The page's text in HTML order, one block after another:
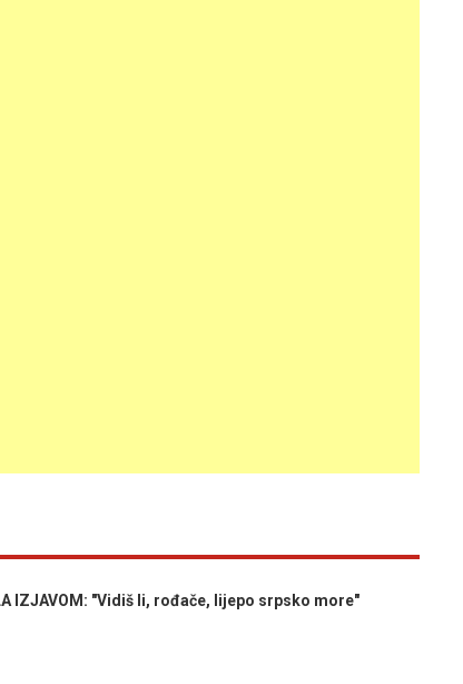
IZJAVOM: "Vidiš li, rođače, lijepo srpsko more"